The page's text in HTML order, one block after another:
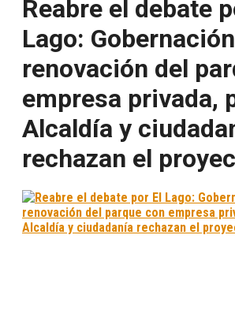
Reabre el debate
Lago:
renovación del
empresa privada,
Alcaldía y
rechazan el